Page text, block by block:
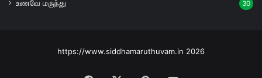
உணவே மருந்து 30
https://www.siddhamaruthuvam.in 2026